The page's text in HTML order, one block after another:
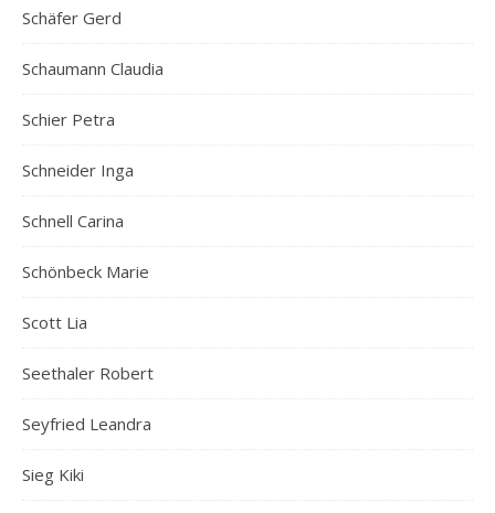
Schäfer Gerd
Schaumann Claudia
Schier Petra
Schneider Inga
Schnell Carina
Schönbeck Marie
Scott Lia
Seethaler Robert
Seyfried Leandra
Sieg Kiki